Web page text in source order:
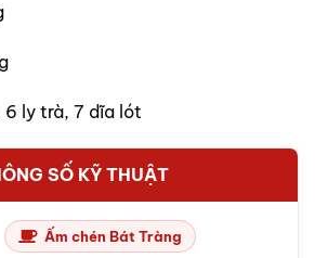
6 ly trà, 7 dĩa lót
SỐ KỸ THUẬT
Ấm chén Bát Tràng